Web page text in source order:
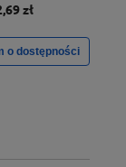
zł
o dostępności